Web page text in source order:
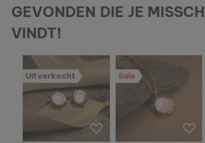
GEVONDEN DIE JE
VINDT!
Uitverkocht Sale